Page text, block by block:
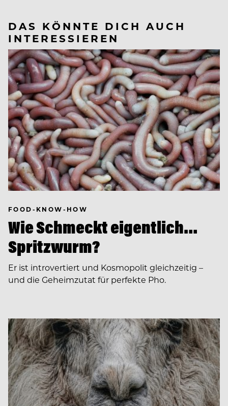
DAS KÖNNTE DICH AUCH
INTERESSIEREN
FOOD-KNOW-HOW
Wie Schmeckt eigentlich…
Spritzwurm?
Er ist introvertiert und Kosmopolit gleichzeitig –
und die Geheimzutat für perfekte Pho.